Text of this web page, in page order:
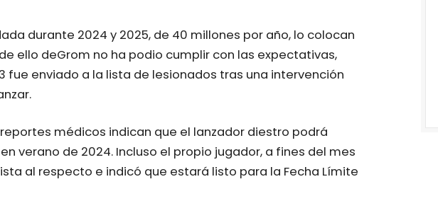
durante 2024 y 2025, de 40 millones por año, lo colocan
ello deGrom no ha podio cumplir con las expectativas,
fue enviado a la lista de lesionados tras una intervención
médicos indican que el lanzador diestro podrá
verano de 2024. Incluso el propio jugador, a fines del mes
al respecto e indicó que estará listo para la Fecha Límite